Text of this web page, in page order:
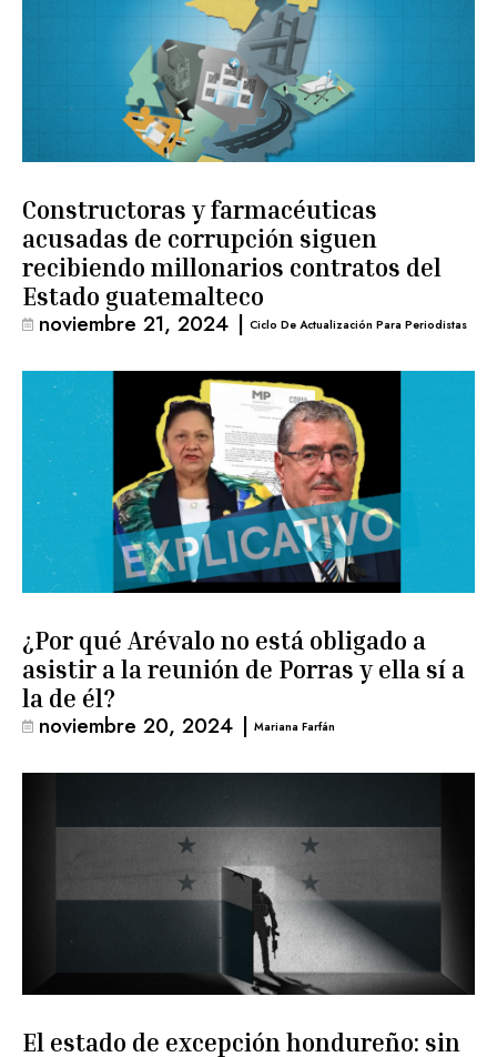
Constructoras y farmacéuticas
acusadas de corrupción siguen
recibiendo millonarios contratos del
Estado guatemalteco
noviembre 21, 2024 | Ciclo De Actualización Para Periodistas
¿Por qué Arévalo no está obligado a
asistir a la reunión de Porras y ella sí a
la de él?
noviembre 20, 2024 | Mariana Farfán
El estado de excepción hondureño: sin